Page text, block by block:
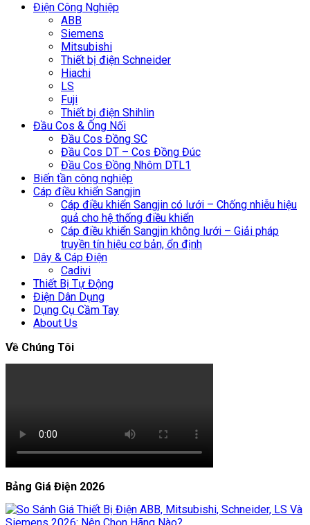
Điện Công Nghiệp
ABB
Siemens
Mitsubishi
Thiết bị điện Schneider
Hiachi
LS
Fuji
Thiết bị điện Shihlin
Đầu Cos & Ống Nối
Đầu Cos Đồng SC
Đầu Cos DT – Cos Đồng Đúc
Đầu Cos Đồng Nhôm DTL1
Biến tần công nghiệp
Cáp điều khiển Sangjin
Cáp điều khiển Sangjin có lưới – Chống nhiễu hiệu
quả cho hệ thống điều khiển
Cáp điều khiển Sangjin không lưới – Giải pháp
truyền tín hiệu cơ bản, ổn định
Dây & Cáp Điện
Cadivi
Thiết Bị Tự Động
Điện Dân Dụng
Dụng Cụ Cầm Tay
About Us
Về Chúng Tôi
Bảng Giá Điện 2026